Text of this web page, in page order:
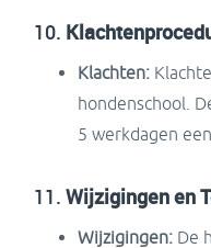
10.
Klachten:
hondenschool.
5 werkdagen
11. Wijzigingen en
Wijzigingen: De